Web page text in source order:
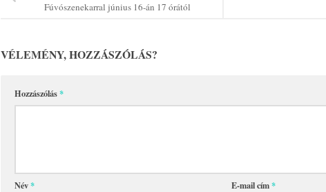
Fúvószenekarral június 16-án 17 órától
VÉLEMÉNY, HOZZÁSZÓLÁS?
Hozzászólás*
Név* E-mail cím*